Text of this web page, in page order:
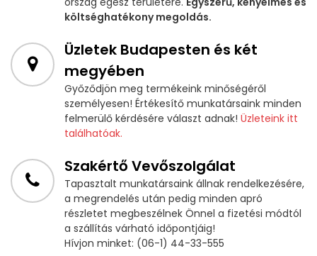
költséghatékony megoldás.
Üzletek Budapesten és két
megyében
Győződjön meg termékeink minőségéről
személyesen! Értékesítő munkatársaink minden
felmerülő kérdésére választ adnak! Üzleteink itt
találhatóak.
Szakértő Vevőszolgálat
Tapasztalt munkatársaink állnak rendelkezésére,
a megrendelés után pedig minden apró
részletet megbeszélnek Önnel a fizetési módtól
a szállítás várható időpontjáig!
Hívjon minket: (06-1) 44-33-555